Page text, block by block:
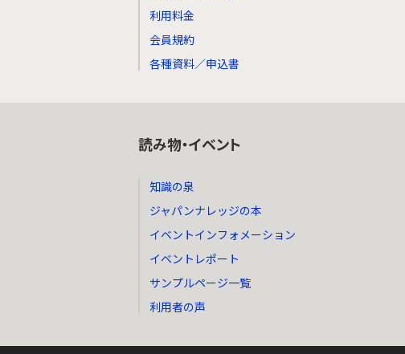
利用料金
会員規約
各種資料／申込書
読み物・イベント
知識の泉
ジャパンナレッジの本
イベントインフォメーション
イベントレポート
サンプルページ一覧
利用者の声